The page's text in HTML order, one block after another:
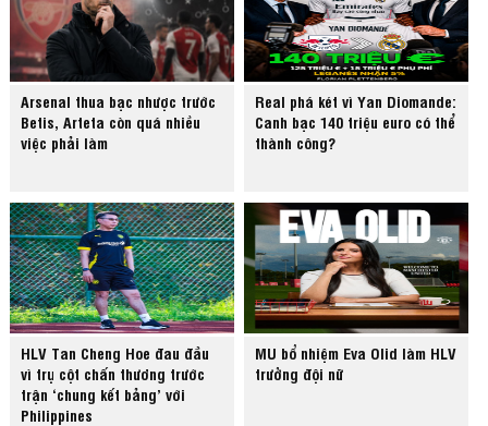
Arsenal thua bạc nhược trước
Betis, Arteta còn quá nhiều
việc phải làm
Real phá két vì Yan Diomande:
Canh bạc 140 triệu euro có thể
thành công?
HLV Tan Cheng Hoe đau đầu
vì trụ cột chấn thương trước
trận ‘chung kết bảng’ với
Philippines
MU bổ nhiệm Eva Olid làm HLV
trưởng đội nữ